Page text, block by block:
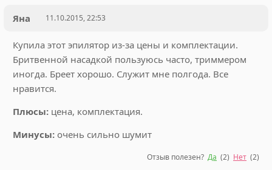
Яна 11.10.2015, 22:53
Купила этот эпилятор из-за цены и комплектации.
Бритвенной насадкой пользуюсь часто, триммером
иногда. Бреет хорошо. Служит мне полгода. Все
нравится.
Плюсы: цена, комплектация.
Минусы: очень сильно шумит
Отзыв полезен? Да (2) Нет (2)